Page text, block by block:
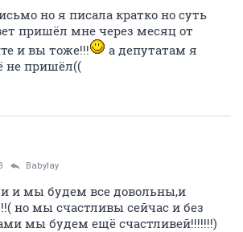
но я писала кратко но суть
пришёл мне через месяц от
и вы тоже!!!
а депутатам я
не пришёл((
Babylay
и мы будем все довольны,и
но мы счастливы сейчас и без
мы будем ещё счастливей!!!!!!!)